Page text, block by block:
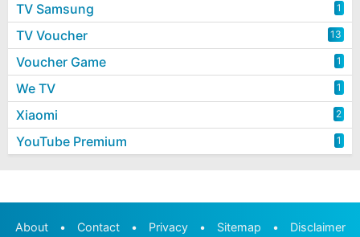
TV Samsung 1
TV Voucher 13
Voucher Game 1
We TV 1
Xiaomi 2
YouTube Premium 1
About • Contact • Privacy • Sitemap • Disclaimer